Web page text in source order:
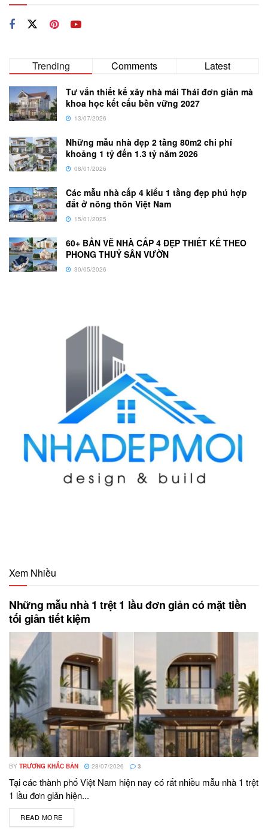
Trending Comments Latest
Tư vấn thiết kế xây nhà mái Thái đơn giản mà
khoa học kết cấu bền vững 2027
13/07/2026
Những mẫu nhà đẹp 2 tầng 80m2 chi phí
khoảng 1 tỷ đến 1.3 tỷ năm 2026
08/01/2026
Các mẫu nhà cấp 4 kiểu 1 tầng đẹp phú hợp
đất ở nông thôn Việt Nam
15/01/2025
60+ BẢN VẼ NHÀ CẤP 4 ĐẸP THIẾT KẾ THEO
PHONG THUỶ SÂN VƯỜN
30/05/2026
Xem Nhiều
Những mẫu nhà 1 trệt 1 lầu đơn giản có mặt tiền
tối giản tiết kiệm
BY TRƯƠNG KHẮC BẢN 28/07/2026 3
Tại các thành phố Việt Nam hiện nay có rất nhiều mẫu nhà 1 trệt
1 lầu đơn giản hiện...
READ MORE